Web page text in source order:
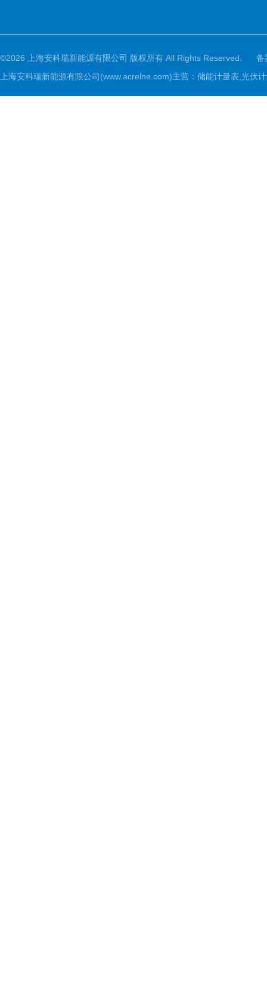
©2026 上海安科瑞新能源有限公司 版权所有 All Rights Reserved.
备
上海安科瑞新能源有限公司(www.acrelne.com)主营：储能计量表,光伏